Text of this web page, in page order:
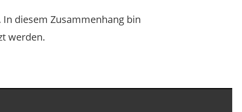
diesem Zusammenhang bin
werden.